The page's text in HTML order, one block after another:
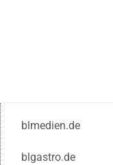
blmedien.de
blgastro.de